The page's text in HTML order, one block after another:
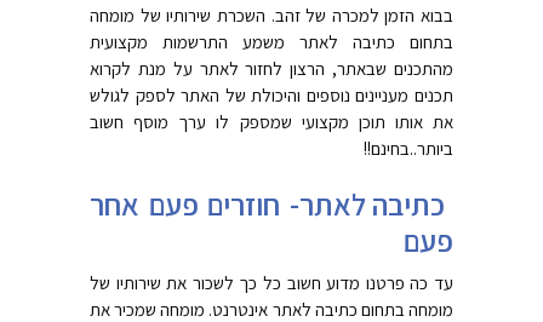
בבוא הזמן למכרה של זהב. השכרת שירותיו של מומחה
בתחום כתיבה לאתר משמע התרשמות מקצועית
מהתכנים שבאתר, הרצון לחזור לאתר על מנת לקרוא
תכנים מעניינים נוספים והיכולת של האתר לספק לגולש
את אותו תוכן מקצועי שמספק לו ערך מוסף חשוב
ביותר..בחינם!!
כתיבה לאתר- חוזרים פעם אחר
פעם
עד כה פרטנו מדוע חשוב כל כך לשכור את שירותיו של
מומחה בתחום כתיבה לאתר אינטרנט. מומחה שמכיר את